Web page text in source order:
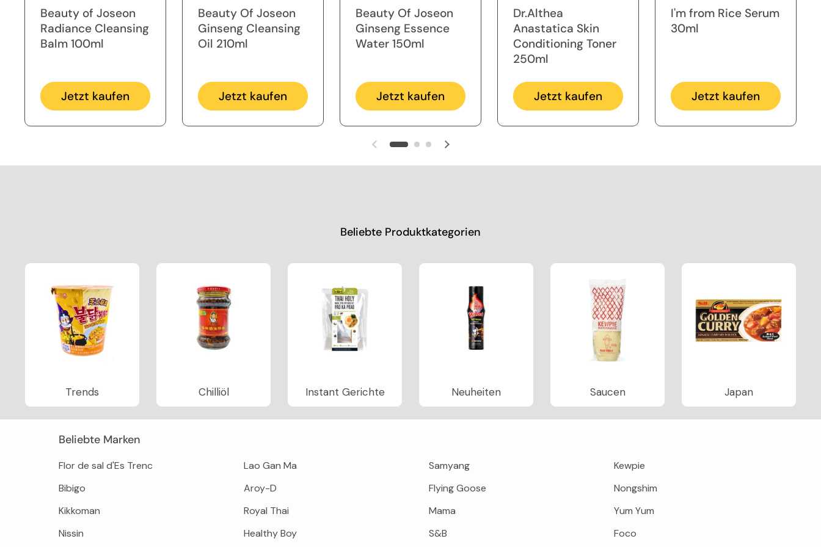
Beauty of Joseon
Radiance Cleansing
Balm 100ml
Jetzt kaufen
Beauty Of Joseon
Ginseng Cleansing
Oil 210ml
Jetzt kaufen
Beauty Of Joseon
Ginseng Essence
Water 150ml
Jetzt kaufen
Dr.Althea
Anastatica Skin
Conditioning Toner
250ml
Jetzt kaufen
I'm from Rice Serum
30ml
Jetzt kaufen
Vorherige FolieNächste Folie
Beliebte Produktkategorien
Trends Chilliöl Instant Gerichte Neuheiten Saucen Japan
Beliebte Marken
Flor de sal d'Es Trenc Lao Gan Ma Samyang
Kewpie
Bibigo
Aroy-D Flying Goose
Nongshim
Kikkoman
Royal Thai Mama
Yum Yum
Nissin
Healthy Boy S&B Foco